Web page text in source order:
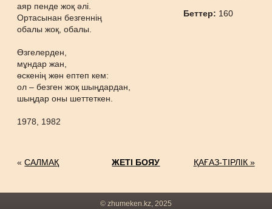
аяр пенде жоқ әлі.
Ортасынан безгеннің
обалы жоқ, обалы.
Өзгелерден,
мұндар жан,
өскенің жөн ептеп кем:
ол – безген жоқ шыңдардан,
шыңдар оны шеттеткен.
1978, 1982
Беттер: 160
«САЛМАҚ ЖЕТІ БОЯУ ҚАҒАЗ-ТІРЛІК »
© zhumeken.kz, 2025